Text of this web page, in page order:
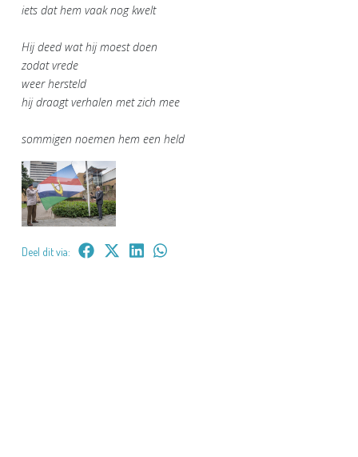
iets dat hem vaak nog kwelt
Hij deed wat hij moest doen
zodat vrede
weer hersteld
hij draagt verhalen met zich mee
sommigen noemen hem een held
Deel dit via: